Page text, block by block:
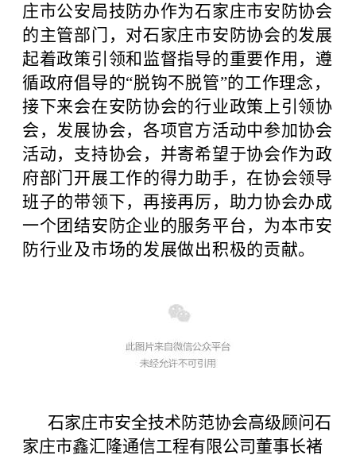
庄市公安局技防办作为石家庄市安防协会
的主管部门，对石家庄市安防协会的发展
起着政策引领和监督指导的重要作用，遵
循政府倡导的“脱钩不脱管”的工作理念，
接下来会在安防协会的行业政策上引领协
会，发展协会，各项官方活动中参加协会
活动，支持协会，并寄希望于协会作为政
府部门开展工作的得力助手，在协会领导
班子的带领下，再接再厉，助力协会办成
一个团结安防企业的服务平台，为本市安
防行业及市场的发展做出积极的贡献。
石家庄市安全技术防范协会高级顾问石
家庄市鑫汇隆通信工程有限公司董事长褚